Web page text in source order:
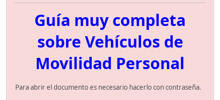
Guía muy completa
sobre Vehículos de
Movilidad Personal
Para abrir el documento es necesario hacerlo con contraseña.